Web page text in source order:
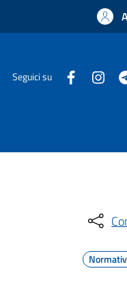
Seguici su